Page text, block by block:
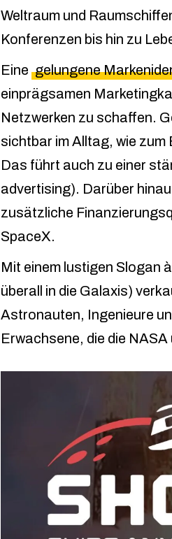
Weltraum und
Konferenzen bis hin zu
Eine gelungene
einprägsamen
Netzwerken zu schaffen.
sichtbar im Alltag, wie
Das führt auch zu einer
advertising). Darüber
zusätzliche
SpaceX.
Mit einem lustigen Slogan
überall in die Galaxis)
Astronauten, Ingenieure
Erwachsene, die die